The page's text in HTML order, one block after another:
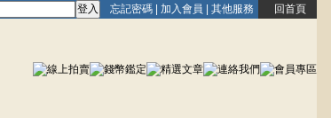
忘記密碼 加入會員 其他服務 回首頁